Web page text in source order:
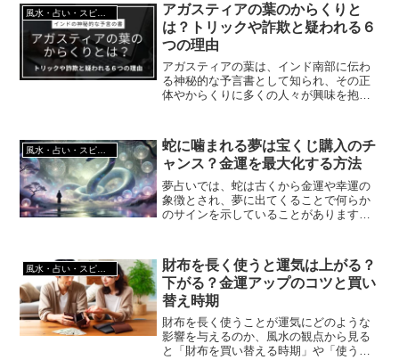
風水・占い・スピリチュアル
アガスティアの葉のからくりと
は？トリックや詐欺と疑われる６
つの理由
アガスティアの葉は、インド南部に伝わ
る神秘的な予言書として知られ、その正
体やからくりに多くの人々が興味を抱い
したとされるこれらの葉には、個人の過
去、現在、未来が詳細に記...
風水・占い・スピリチュアル
蛇に噛まれる夢は宝くじ購入のチ
ャンス？金運を最大化する方法
夢占いでは、蛇は古くから金運や幸運の
象徴とされ、夢に出てくることで何らか
のサインを示していることがあります。
点から解説していきます。後半では、金
運を高める方法も紹介していますので、
ぜひ最後までご覧ください。
風水・占い・スピリチュアル
財布を長く使うと運気は上がる？
下がる？金運アップのコツと買い
替え時期
財布を長く使うことが運気にどのような
影響を与えるのか、風水の観点から見る
と「財布を買い替える時期」や「使う年